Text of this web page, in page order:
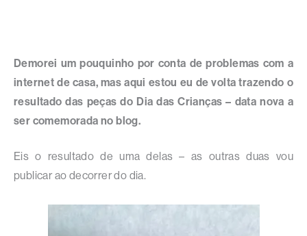
Demorei um pouquinho por conta de problemas com a
internet de casa, mas aqui estou eu de volta trazendo o
resultado das peças do Dia das Crianças – data nova a
ser comemorada no blog.
Eis o resultado de uma delas – as outras duas vou
publicar ao decorrer do dia.